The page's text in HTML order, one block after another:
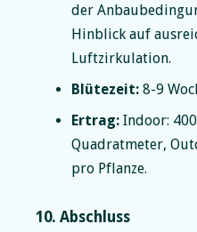
der
Hinblick auf
Luftzirkulation.
Blütezeit: 8-9
Ertrag: Indoor:
Quadratmeter,
pro Pflanze.
10. Abschluss